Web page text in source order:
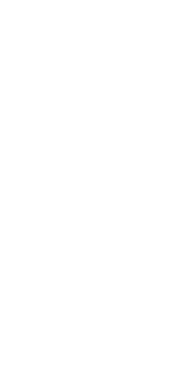
di scoprire il
misura consentita
del Software a
modo non
solo
del Software da
meno che il
relativa alla
ottenuto il
utilizzare il